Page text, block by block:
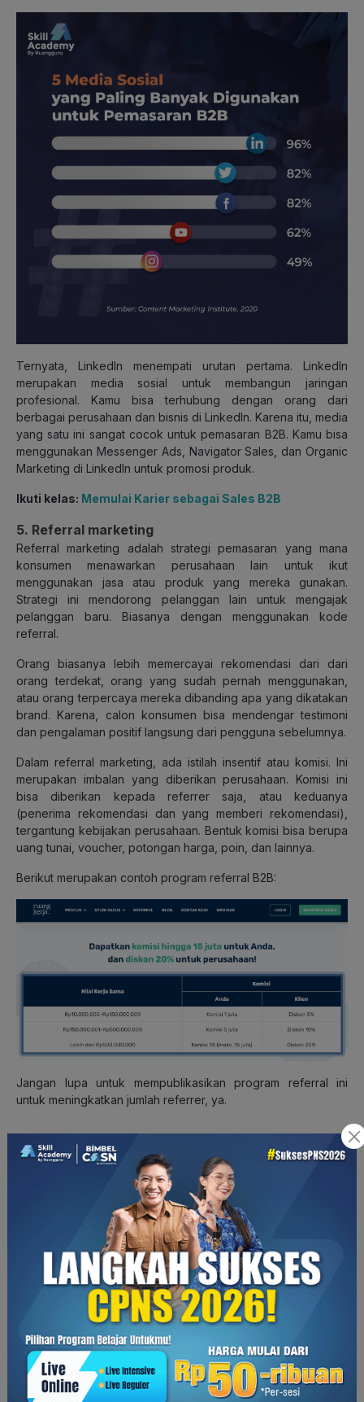
Ternyata, LinkedIn menempati urutan pertama. LinkedIn
merupakan media sosial untuk membangun jaringan
profesional. Kamu bisa terhubung dengan orang dari
berbagai perusahaan dan bisnis di LinkedIn. Karena itu, media
yang satu ini sangat cocok untuk pemasaran B2B. Kamu bisa
menggunakan Messenger Ads, Navigator Sales, dan Organic
Marketing di LinkedIn untuk promosi produk.
Ikuti kelas: Memulai Karier sebagai Sales B2B
5. Referral marketing
Referral marketing adalah strategi pemasaran yang mana
konsumen menawarkan perusahaan lain untuk ikut
menggunakan jasa atau produk yang mereka gunakan.
Strategi ini mendorong pelanggan lain untuk mengajak
pelanggan baru. Biasanya dengan menggunakan kode
referral.
Orang biasanya lebih memercayai rekomendasi dari dari
orang terdekat, orang yang sudah pernah menggunakan,
atau orang terpercaya mereka dibanding apa yang dikatakan
brand. Karena, calon konsumen bisa mendengar testimoni
dan pengalaman positif langsung dari pengguna sebelumnya.
Dalam referral marketing, ada istilah insentif atau komisi. Ini
merupakan imbalan yang diberikan perusahaan. Komisi ini
bisa diberikan kepada referrer saja, atau keduanya
(penerima rekomendasi dan yang memberi rekomendasi),
tergantung kebijakan perusahaan. Bentuk komisi bisa berupa
uang tunai, voucher, potongan harga, poin, dan lainnya.
Berikut merupakan contoh program referral B2B:
Jangan lupa untuk mempublikasikan program referral ini
untuk meningkatkan jumlah referrer, ya.
6. Terapkan SEO
Di atas, sudah disinggung sedikit tentang hal-hal yang perlu
diperhatikan dalam membuat website. Ada satu hal lagi yang
harus diperhatikan: websitenya mudah ditemukan ketika
audiens mencarinya.
Agar website bisnis lebih mudah ditemukan oleh audiens,
lakukan optimasi dengan SEO. Dilansir dari Semrush, ada 4
pilar utama untuk kesuksesan SEO, yaitu:
Technical SEO (pengoptimalan aspek teknis untuk sebuah
situs atau website)
Content (riset kata kunci untuk membuat konten sesuai
kebutuhan pengguna)
On-page SEO (optimasi konten, mencakup meta deskripsi,